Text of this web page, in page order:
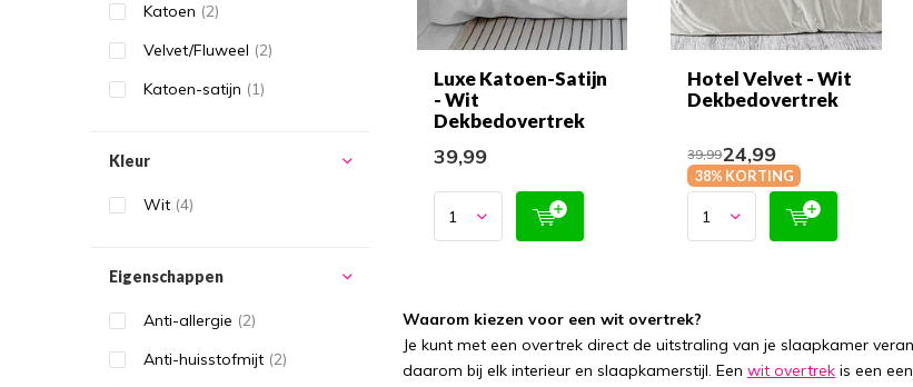
Luxe Katoen-Satijn
- Wit
Dekbedovertrek
39,99
Hotel Velvet - Wit
Dekbedovertrek
39,9924,99
38% KORTING
Waarom kiezen voor een wit overtrek?
Je kunt met een overtrek direct de uitstraling van je slaapkamer
daarom bij elk interieur en slaapkamerstijl. Een wit overtrek is een
Katoen (2)
Velvet/Fluweel (2)
Katoen-satijn (1)
Kleur
Wit (4)
Eigenschappen
Anti-allergie (2)
Anti-huisstofmijt (2)